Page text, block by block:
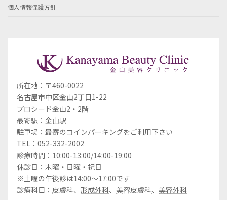
個人情報保護方針
所在地：〒460-0022
名古屋市中区金山2丁目1-22
プロシード金山2・2階
最寄駅：金山駅
駐車場：最寄のコインパーキングをご利用下さい
TEL：052-332-2002
診療時間：10:00-13:00/14:00-19:00
休診日：木曜・日曜・祝日
※土曜の午後診は14:00～17:00です
診療科目： 皮膚科、 形成外科、 美容皮膚科、 美容外科